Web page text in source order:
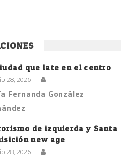
que late en el centro
28, 2026
Fernanda González
de izquierda y Santa
new age
28, 2026